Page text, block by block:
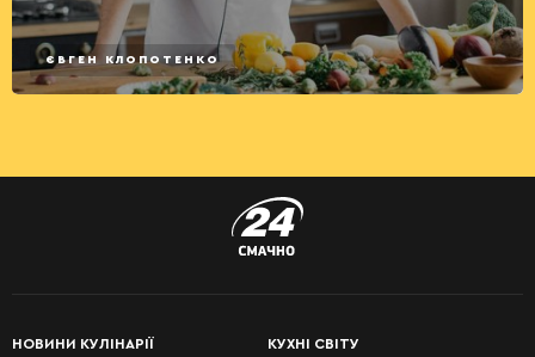
ЄВГЕН КЛОПОТЕНКО
НОВИНИ КУЛІНАРІЇ КУХНІ СВІТУ